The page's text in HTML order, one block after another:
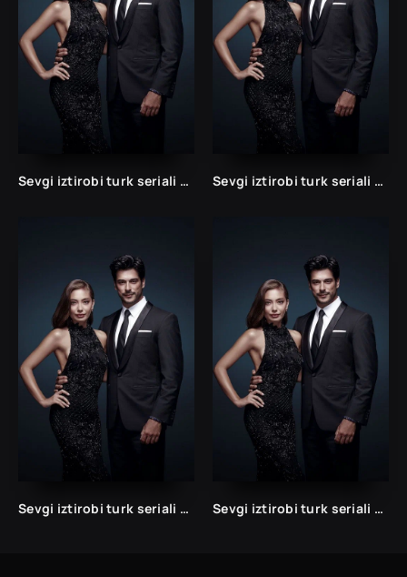
Sevgi iztirobi turk seriali 1 va 2 Fasil Uzbek tilida Barcha qismlar Sevgi iztirobi turk seriali 1 va 2 Fasil Uzbek tilida Barcha qismlar
Sevgi iztirobi turk seriali 1 va 2 Fasil Uzbek tilida Barcha qismlar Sevgi iztirobi turk seriali 1 va 2 Fasil Uzbek tilida Barcha qismlar